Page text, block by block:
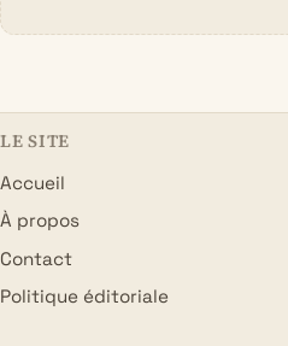
LE SITE
Accueil
À propos
Contact
Politique éditoriale